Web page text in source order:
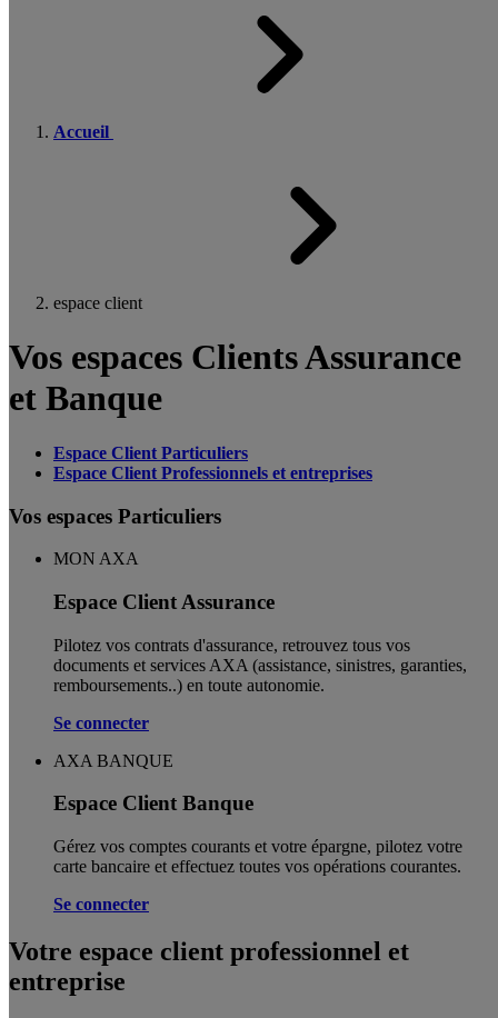
Accueil
espace client
Vos espaces Clients Assurance
et Banque
Espace Client Particuliers
Espace Client Professionnels et entreprises
Vos espaces Particuliers
MON AXA
Espace Client Assurance
Pilotez vos contrats d'assurance, retrouvez tous vos
documents et services AXA (assistance, sinistres, garanties,
remboursements..) en toute autonomie. ​
Se connecter
AXA BANQUE
Espace Client Banque
Gérez vos comptes courants et votre épargne, pilotez votre
carte bancaire et effectuez toutes vos opérations courantes.
Se connecter
Votre espace client professionnel et
entreprise